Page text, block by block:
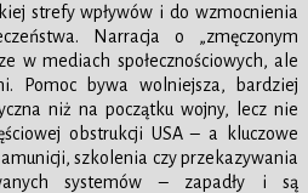
strefy wpływów i do wzmocnienia
Narracja o „zmęczonym
w mediach społecznościowych, ale
Pomoc bywa wolniejsza, bardziej
niż na początku wojny, lecz nie
obstrukcji USA – a kluczowe
szkolenia czy przekazywania
systemów – zapadły i są